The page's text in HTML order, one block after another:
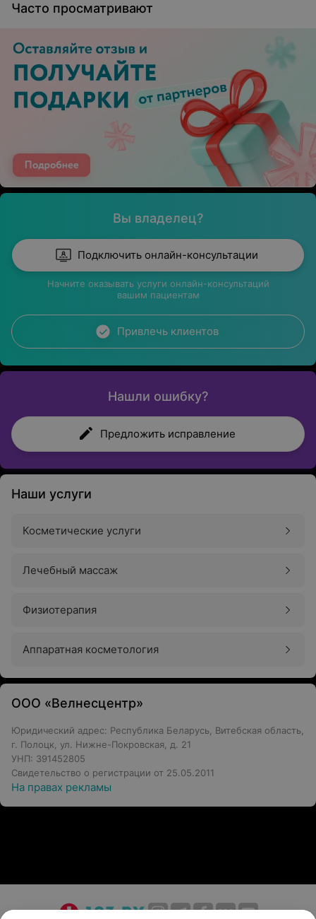
Часто просматривают
Вы владелец?
Подключить онлайн-консультации
Начните оказывать услуги онлайн-консультаций
вашим пациентам
Привлечь клиентов
Нашли ошибку?
Предложить исправление
Наши услуги
Косметические услуги
Лечебный массаж
Физиотерапия
Аппаратная косметология
ООО «Велнесцентр»
Юридический адрес: Республика Беларусь, Витебская область,
г. Полоцк, ул. Нижне-Покровская, д. 21
УНП: 391452805
Свидетельство о регистрации от 25.05.2011
На правах рекламы